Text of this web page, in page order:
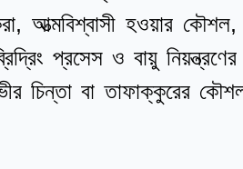
আত্মবিশ্বাসী হওয়ার
প্রসেস ও বায়ু
চিন্তা বা তাফাক্কুরের